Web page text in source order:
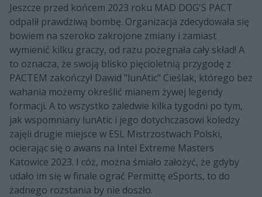
Jeszcze przed końcem 2023 roku MAD DOG'S PACT
odpalił prawdziwą bombę. Organizacja zdecydowała się
bowiem na szeroko zakrojone zmiany i zamiast
wymienić kilku graczy, od razu pożegnała cały skład! A
to oznacza, że swoją blisko pięcioletnią przygodę z
PACTEM zakończył Dawid "lunAtic" Cieślak, którego bez
wahania możemy określić mianem żywej legendy
formacji. A to wszystko zaledwie kilka tygodni po tym,
jak wspomniany lunAtic i jego dotychczasowi koledzy
zajęli drugie miejsce w ESL Mistrzostwach Polski,
ocierając się o awans na Intel Extreme Masters
Katowice 2023. I cóż, można śmiało założyć, że gdyby
udało im się w finale ograć Permittę eSports, to do
żadnego rozstania by nie doszło.